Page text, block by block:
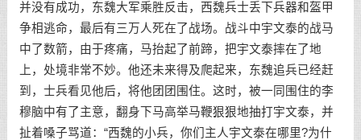
并没有成功，东魏大军乘胜反击，西魏兵士丢下兵器和盔甲
争相逃命，最后有三万人死在了战场。战斗中宇文泰的战马
中了数箭，由于疼痛，马抬起了前蹄，把宇文泰摔在了地
上，处境非常不妙。他还未来得及爬起来，东魏追兵已经赶
到，士兵看见他后，将他团团围住。这时，被一同围住的李
穆脑中有了主意，翻身下马高举马鞭狠狠地抽打宇文泰，并
扯着嗓子骂道：“西魏的小兵，你们主人宇文泰在哪里?为什